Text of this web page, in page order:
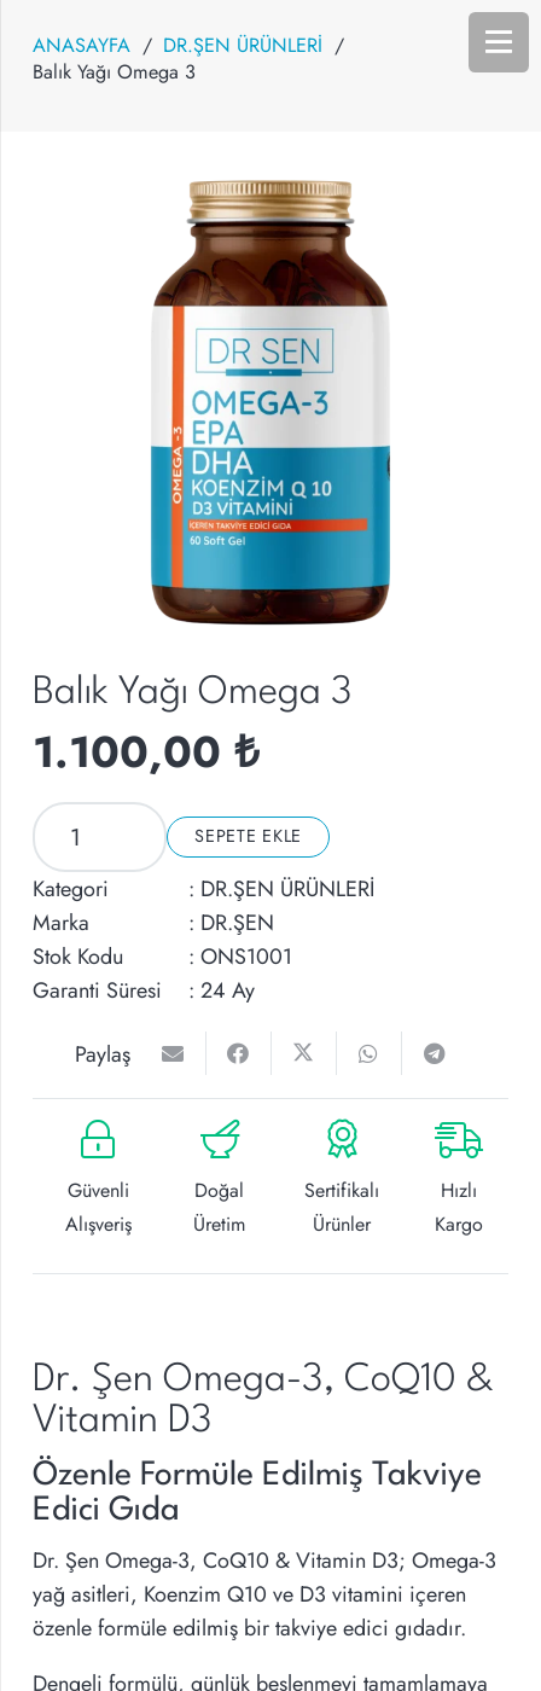
ANASAYFA / DR.ŞEN ÜRÜNLERİ /
Balık Yağı Omega 3
Balık Yağı Omega 3
1.100,00 ₺
Balık
Yağı
Omega
3
adet
SEPETE EKLE
Kategori : DR.ŞEN ÜRÜNLERİ
Marka
: DR.ŞEN
Stok Kodu
: ONS1001
Garanti Süresi
: 24 Ay
Paylaş
Güvenli
Alışveriş
Doğal
Üretim
Sertifikalı
Ürünler
Hızlı
Kargo
Dr. Şen Omega-3, CoQ10 &
Vitamin D3
Özenle Formüle Edilmiş Takviye
Edici Gıda
Dr. Şen Omega-3, CoQ10 & Vitamin D3; Omega-3
yağ asitleri, Koenzim Q10 ve D3 vitamini içeren
özenle formüle edilmiş bir takviye edici gıdadır.
Dengeli formülü, günlük beslenmeyi tamamlamaya